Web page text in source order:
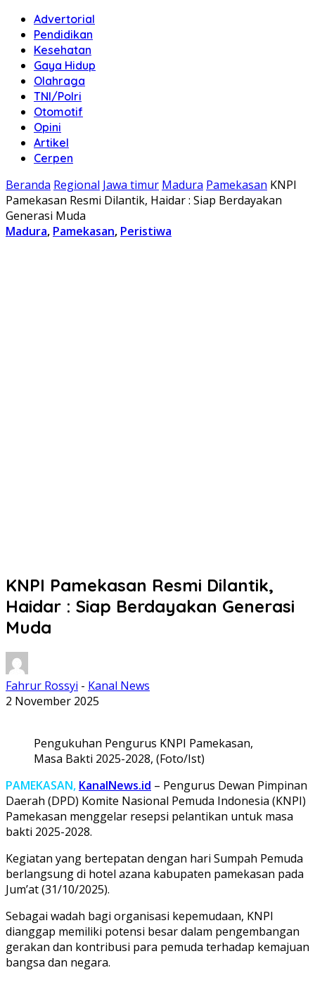
Advertorial
Pendidikan
Kesehatan
Gaya Hidup
Olahraga
TNI/Polri
Otomotif
Opini
Artikel
Cerpen
Beranda Regional Jawa timur Madura Pamekasan KNPI
Pamekasan Resmi Dilantik, Haidar : Siap Berdayakan
Generasi Muda
Madura, Pamekasan, Peristiwa
KNPI Pamekasan Resmi Dilantik,
Haidar : Siap Berdayakan Generasi
Muda
Fahrur Rossyi - Kanal News
2 November 2025
Pengukuhan Pengurus KNPI Pamekasan,
Masa Bakti 2025-2028, (Foto/Ist)
PAMEKASAN, KanalNews.id – Pengurus Dewan Pimpinan
Daerah (DPD) Komite Nasional Pemuda Indonesia (KNPI)
Pamekasan menggelar resepsi pelantikan untuk masa
bakti 2025-2028.
Kegiatan yang bertepatan dengan hari Sumpah Pemuda
berlangsung di hotel azana kabupaten pamekasan pada
Jum’at (31/10/2025).
Sebagai wadah bagi organisasi kepemudaan, KNPI
dianggap memiliki potensi besar dalam pengembangan
gerakan dan kontribusi para pemuda terhadap kemajuan
bangsa dan negara.